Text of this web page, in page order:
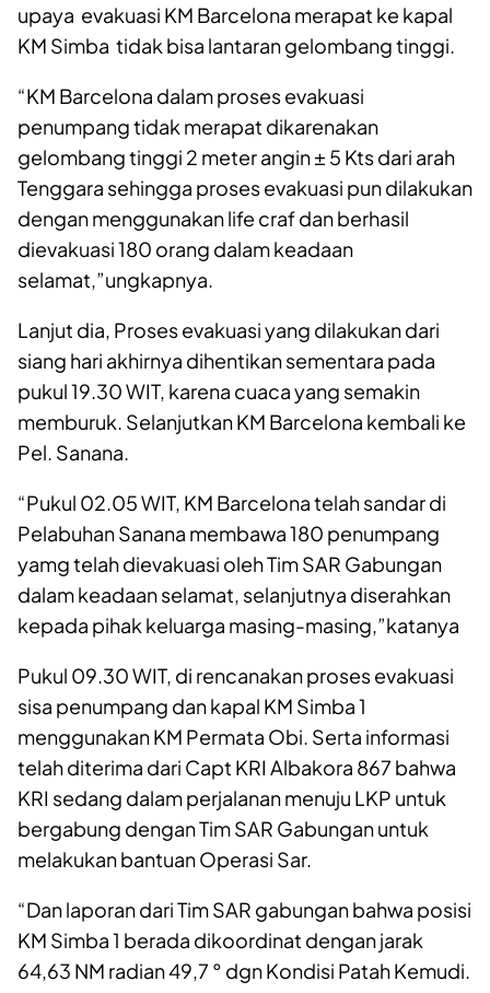
upaya evakuasi KM Barcelona merapat ke kapal
KM Simba tidak bisa lantaran gelombang tinggi.
“KM Barcelona dalam proses evakuasi
penumpang tidak merapat dikarenakan
gelombang tinggi 2 meter angin ± 5 Kts dari arah
Tenggara sehingga proses evakuasi pun dilakukan
dengan menggunakan life craf dan berhasil
dievakuasi 180 orang dalam keadaan
selamat,”ungkapnya.
Lanjut dia, Proses evakuasi yang dilakukan dari
siang hari akhirnya dihentikan sementara pada
pukul 19.30 WIT, karena cuaca yang semakin
memburuk. Selanjutkan KM Barcelona kembali ke
Pel. Sanana.
“Pukul 02.05 WIT, KM Barcelona telah sandar di
Pelabuhan Sanana membawa 180 penumpang
yamg telah dievakuasi oleh Tim SAR Gabungan
dalam keadaan selamat, selanjutnya diserahkan
kepada pihak keluarga masing-masing,”katanya
Pukul 09.30 WIT, di rencanakan proses evakuasi
sisa penumpang dan kapal KM Simba 1
menggunakan KM Permata Obi. Serta informasi
telah diterima dari Capt KRI Albakora 867 bahwa
KRI sedang dalam perjalanan menuju LKP untuk
bergabung dengan Tim SAR Gabungan untuk
melakukan bantuan Operasi Sar.
“Dan laporan dari Tim SAR gabungan bahwa posisi
KM Simba 1 berada dikoordinat dengan jarak
64,63 NM radian 49,7 ° dgn Kondisi Patah Kemudi.